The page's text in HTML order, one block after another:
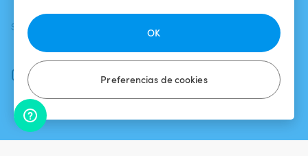
Preferencias de cookies
OK
SÍGUENOS
Facebook
Instagram